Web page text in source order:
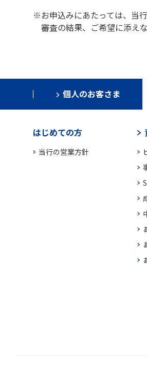
※お申込みにあたっては、当
審査の結果、ご希望に添え
個人のお客さま
はじめての方
当行の営業方針